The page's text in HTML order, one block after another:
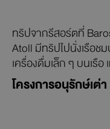
ทริปจากรีสอร์ตที่
Atoll มีทริปไปนั่งเรือช
เครื่องดื่มเล็ก ๆ บนเรื
โครงการอนุรักษ์เต่า